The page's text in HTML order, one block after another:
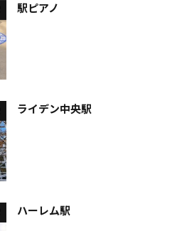
駅ピアノ
ライデン中央駅
ハーレム駅